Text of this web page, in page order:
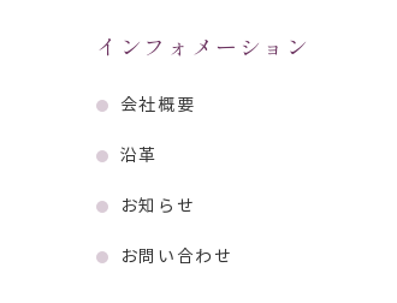
インフォメーション
会社概要
沿革
お知らせ
お問い合わせ